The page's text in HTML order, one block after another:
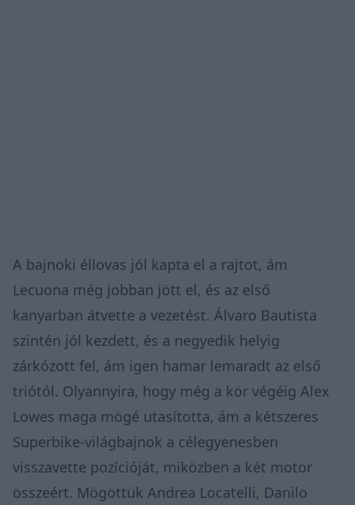
A bajnoki éllovas jól kapta el a rajtot, ám
Lecuona még jobban jött el, és az első
kanyarban átvette a vezetést. Álvaro Bautista
szintén jól kezdett, és a negyedik helyig
zárkózott fel, ám igen hamar lemaradt az első
triótól. Olyannyira, hogy még a kör végéig Alex
Lowes maga mögé utasította, ám a kétszeres
Superbike-világbajnok a célegyenesben
visszavette pozícióját, miközben a két motor
összeért. Mögöttük Andrea Locatelli, Danilo